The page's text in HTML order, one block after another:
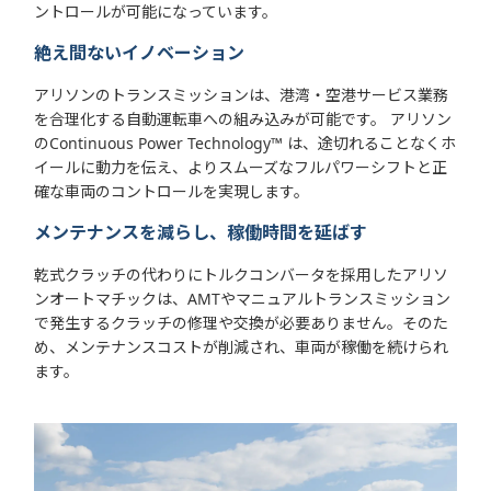
ントロールが可能になっています。
絶え間ないイノベーション
アリソンのトランスミッションは、港湾・空港サービス業務
を合理化する自動運転車への組み込みが可能です。 アリソン
のContinuous Power Technology™ は、途切れることなくホ
イールに動力を伝え、よりスムーズなフルパワーシフトと正
確な車両のコントロールを実現します。
メンテナンスを減らし、稼働時間を延ばす
乾式クラッチの代わりにトルクコンバータを採用したアリソ
ンオートマチックは、AMTやマニュアルトランスミッション
で発生するクラッチの修理や交換が必要ありません。そのた
め、メンテナンスコストが削減され、車両が稼働を続けられ
ます。